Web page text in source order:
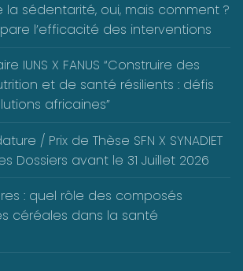
la sédentarité, oui, mais comment ?
l’efficacité des interventions
IUNS X FANUS “Construire des
et de santé résilients : défis
africaines”
/ Prix de Thèse SFN X SYNADIET
Dossiers avant le 31 Juillet 2026
: quel rôle des composés
céréales dans la santé